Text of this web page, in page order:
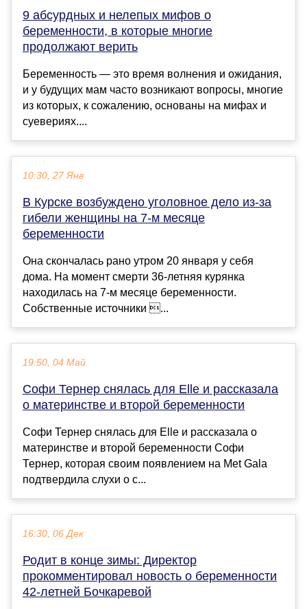
9 абсурдных и нелепых мифов о
беременности, в которые многие
продолжают верить
Беременность — это время волнения и ожидания,
и у будущих мам часто возникают вопросы, многие
из которых, к сожалению, основаны на мифах и
суевериях....
10:30, 27 Янв
В Курске возбуждено уголовное дело из-за
гибели женщины на 7-м месяце
беременности
Она скончалась рано утром 20 января у себя
дома. На момент смерти 36-летняя курянка
находилась на 7-м месяце беременности.
Собственные источники ...
19:50, 04 Май
Софи Тернер снялась для Elle и рассказала
о материнстве и второй беременности
Софи Тернер снялась для Elle и рассказала о
материнстве и второй беременности Софи
Тернер, которая своим появлением на Met Gala
подтвердила слухи о с...
16:30, 06 Дек
Родит в конце зимы: Директор
прокомментировал новость о беременности
42-летней Бочкаревой